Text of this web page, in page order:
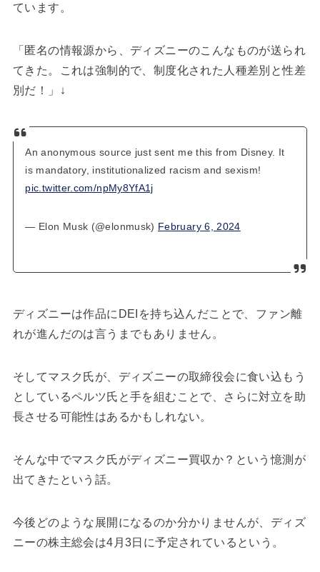
ています。
「匿名の情報源から、ディズニーのこんなものが送られ
てきた。これは強制的で、制度化された人種差別と性差
別だ！」↓
An anonymous source just sent me this from Disney. It
is mandatory, institutionalized racism and sexism!
pic.twitter.com/npMy8YfA1j
— Elon Musk (@elonmusk) February 6, 2024
ディズニーは作品にDEIを持ち込んだことで、ファン離
れが進んだのは言うまでもありません。
そしてマスク氏が、ディズニーの取締役会に食い込もう
としているペルツ氏と手を組むことで、さらに対立を助
長させる可能性はあるかもしれない。
そんな中でマスク氏がディズニー買収か？という憶測が
出てきたという話。
今後どのような展開になるのか分かりませんが、ディズ
ニーの株主総会は4月3日に予定されているという。